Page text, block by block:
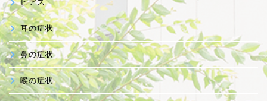
ピアス
耳の症状
鼻の症状
喉の症状